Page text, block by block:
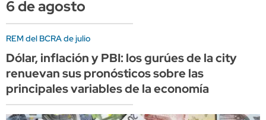
6 de agosto
REM del BCRA de julio
Dólar, inflación y PBI: los gurúes de la city
renuevan sus pronósticos sobre las
principales variables de la economía